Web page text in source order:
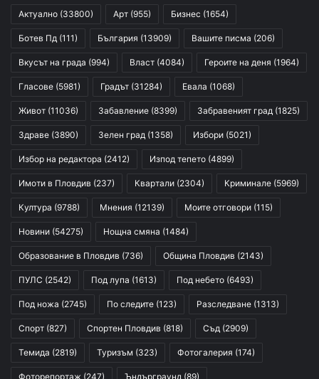
Актуално (33800) Арт (955) Бизнес (1654)
Ботев Пд (111) България (13909) Вашите писма (206)
Вкусът на града (994) Власт (4084) Героите на деня (1964)
Гласове (5981) Градът (31284) Евала (1068)
Живот (11036) Забавление (8399) Забравеният град (1825)
Здраве (3890) Зелен град (1358) Избори (5021)
Избор на редактора (2412) Изпод тепето (4899)
Имоти в Пловдив (237) Квартали (2304) Криминале (5969)
Култура (9788) Мнения (12139) Моите отговори (115)
Новини (54275) Нощна смяна (1484)
Образование в Пловдив (736) Община Пловдив (2143)
ПУЛС (2542) Под лупа (1613) Под небето (6493)
Под ножа (2745) По следите (123) Разследване (1313)
Спорт (827) Спортен Пловдив (818) Съд (2909)
Темида (2819) Туризъм (323) Фотогалерия (174)
Фоторепортаж (247) Ъндърграунд (89)